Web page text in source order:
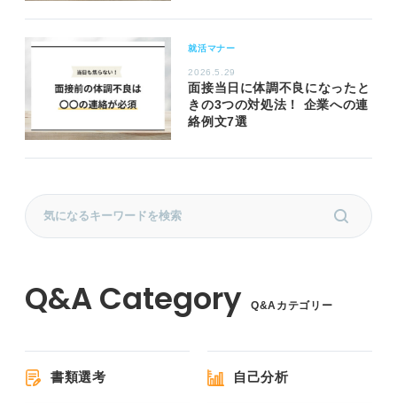
就活マナー
2026.5.29
面接当日に体調不良になったと
きの3つの対処法！ 企業への連
絡例文7選
Q&Aカテゴリー
書類選考 自己分析